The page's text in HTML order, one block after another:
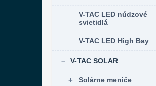
V-TAC LED núdzové
svietidlá
V-TAC LED High Bay
V-TAC SOLAR
Solárne meniče